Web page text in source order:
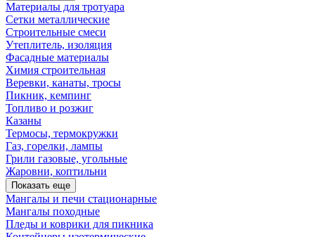
Материалы для тротуара
Сетки металлические
Строительные смеси
Утеплитель, изоляция
Фасадные материалы
Химия строительная
Веревки, канаты, тросы
Пикник, кемпинг
Топливо и розжиг
Казаны
Термосы, термокружки
Газ, горелки, лампы
Грили газовые, угольные
Жаровни, коптильни
Показать еще
Мангалы и печи стационарные
Мангалы походные
Пледы и коврики для пикника